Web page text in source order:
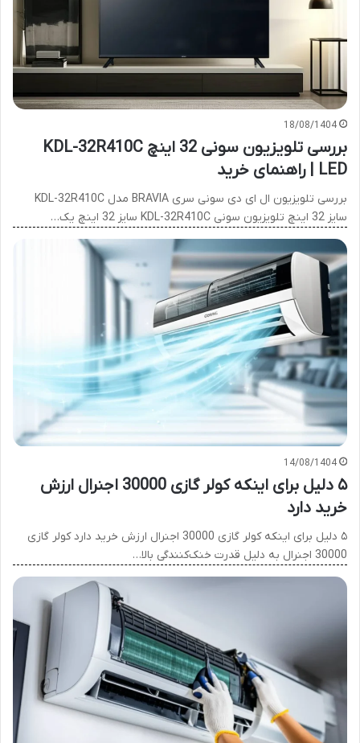
18/08/1404
بررسی تلویزیون سونی 32 اینچ KDL-32R410C
LED | راهنمای خرید
بررسی تلویزیون ال ای دی سونی سری BRAVIA مدل KDL-32R410C
سایز 32 اینچ تلویزیون سونی KDL-32R410C سایز 32 اینچ یک…
14/08/1404
۵ دلیل برای اینکه کولر گازی 30000 اجنرال ارزش
خرید دارد
۵ دلیل برای اینکه کولر گازی 30000 اجنرال ارزش خرید دارد کولر گازی
30000 اجنرال به دلیل قدرت خنک‌کنندگی بالا…